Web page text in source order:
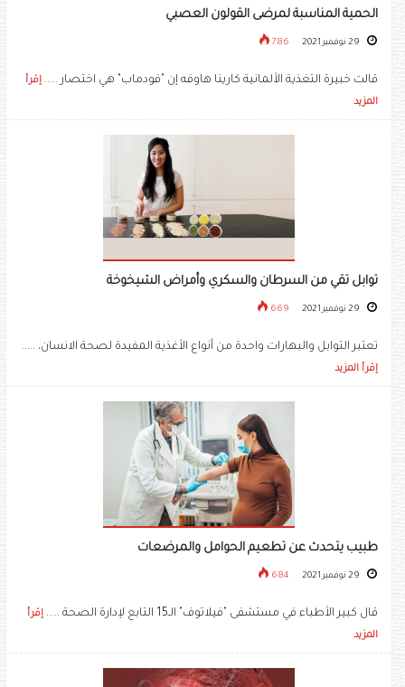
الحمية المناسبة لمرضى القولون العصبي
786
قالت خبيرة التغذية الألمانية كارينا هاوفه إن "فودماب" هي اختصار ..... إقرأ
المزيد
توابل تقي من السرطان والسكري وأمراض الشيخوخة
669
تعتبر التوابل والبهارات واحدة من أنواع الأغذية المفيدة لصحة الانسان، .....
إقرأ المزيد
طبيب يتحدث عن تطعيم الحوامل والمرضعات
684
قال كبير الأطباء في مستشفى "فيلاتوف" الـ15 التابع لإدارة الصحة .....
إقرأ
المزيد